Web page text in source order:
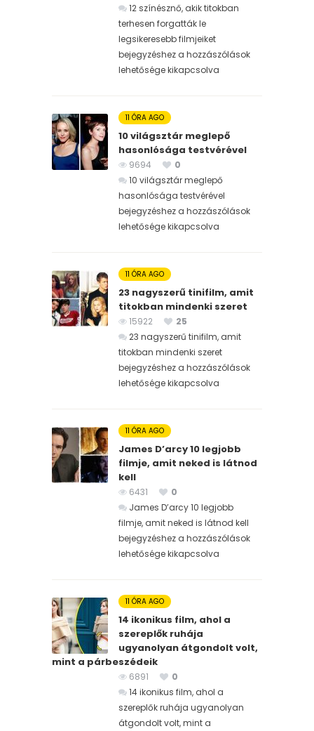
12 színésznő, akik titokban
terhesen forgatták le
legsikeresebb filmjeiket
bejegyzéshez a hozzászólások
lehetősége kikapcsolva
11 ÓRA AGO
10 világsztár meglepő
hasonlósága testvérével
9694
0
10 világsztár meglepő
hasonlósága testvérével
bejegyzéshez a hozzászólások
lehetősége kikapcsolva
11 ÓRA AGO
23 nagyszerű tinifilm, amit
titokban mindenki szeret
15922
25
23 nagyszerű tinifilm, amit
titokban mindenki szeret
bejegyzéshez a hozzászólások
lehetősége kikapcsolva
11 ÓRA AGO
James D’arcy 10 legjobb
filmje, amit neked is látnod
kell
6431
0
James D’arcy 10 legjobb
filmje, amit neked is látnod kell
bejegyzéshez a hozzászólások
lehetősége kikapcsolva
11 ÓRA AGO
14 ikonikus film, ahol a
szereplők ruhája
ugyanolyan átgondolt volt,
mint a párbeszédeik
6891
0
14 ikonikus film, ahol a
szereplők ruhája ugyanolyan
átgondolt volt, mint a